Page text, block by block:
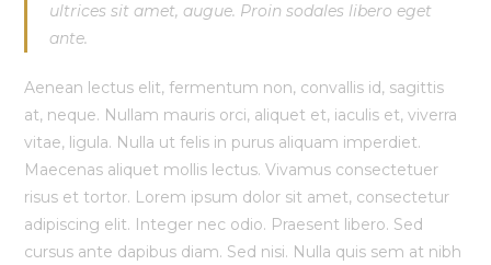
ultrices sit amet, augue. Proin sodales libero eget
ante.
Aenean lectus elit, fermentum non, convallis id, sagittis
at, neque. Nullam mauris orci, aliquet et, iaculis et, viverra
vitae, ligula. Nulla ut felis in purus aliquam imperdiet.
Maecenas aliquet mollis lectus. Vivamus consectetuer
risus et tortor. Lorem ipsum dolor sit amet, consectetur
adipiscing elit. Integer nec odio. Praesent libero. Sed
cursus ante dapibus diam. Sed nisi. Nulla quis sem at nibh